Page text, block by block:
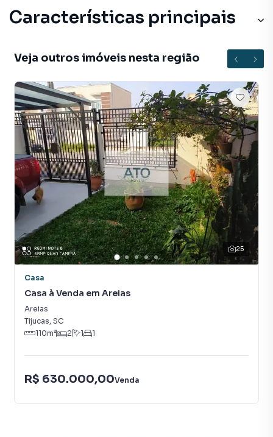
Características principais
Veja outros imóveis nesta região
25
Casa
Casa à Venda em Areias
Areias
Tijucas, SC
110m² 2 1 1
R$ 630.000,00Venda